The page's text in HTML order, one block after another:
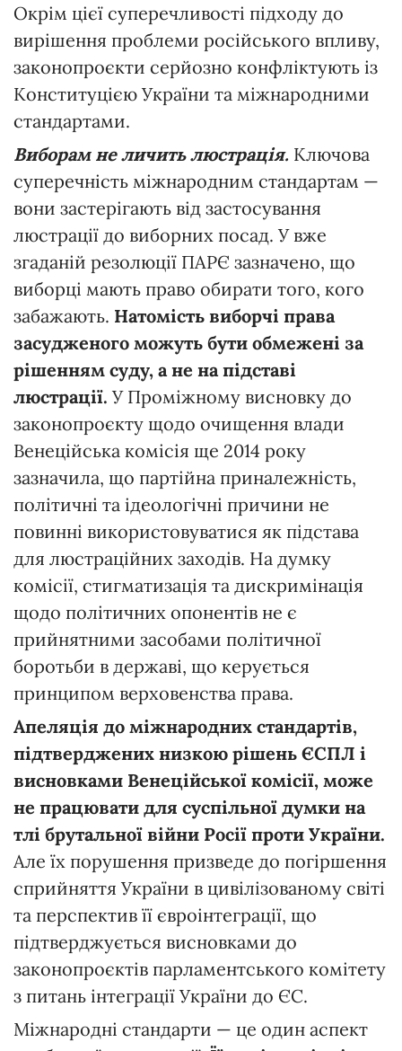
Окрім цієї суперечливості підходу до
вирішення проблеми російського впливу,
законопроєкти серйозно конфліктують із
Конституцією України та міжнародними
стандартами.
Виборам не личить люстрація. Ключова
суперечність міжнародним стандартам —
вони застерігають від застосування
люстрації до виборних посад. У вже
згаданій резолюції ПАРЄ зазначено, що
виборці мають право обирати того, кого
забажають. Натомість виборчі права
засудженого можуть бути обмежені за
рішенням суду, а не на підставі
люстрації. У Проміжному висновку до
законопроєкту щодо очищення влади
Венеційська комісія ще 2014 року
зазначила, що партійна приналежність,
політичні та ідеологічні причини не
повинні використовуватися як підстава
для люстраційних заходів. На думку
комісії, стигматизація та дискримінація
щодо політичних опонентів не є
прийнятними засобами політичної
боротьби в державі, що керується
принципом верховенства права.
Апеляція до міжнародних стандартів,
підтверджених низкою рішень ЄСПЛ і
висновками Венеційської комісії, може
не працювати для суспільної думки на
тлі брутальної війни Росії проти України.
Але їх порушення призведе до погіршення
сприйняття України в цивілізованому світі
та перспектив її євроінтеграції, що
підтверджується висновками до
законопроєктів парламентського комітету
з питань інтеграції України до ЄС.
Міжнародні стандарти — це один аспект